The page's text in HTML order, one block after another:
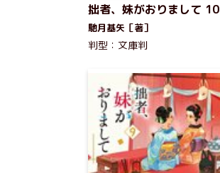
拙者、妹がおりまして 10
馳月基矢［著］
判型：文庫判